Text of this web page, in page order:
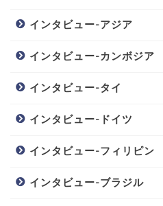
インタビュー-アジア
インタビュー-カンボジア
インタビュー-タイ
インタビュー-ドイツ
インタビュー-フィリピン
インタビュー-ブラジル